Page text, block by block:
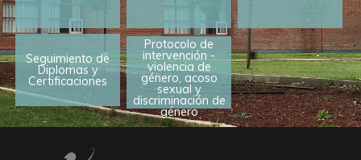
Seguimiento de
Diplomas y
Certificaciones
Protocolo de
intervención -
violencia de
género, acoso
sexual y
discriminación de
género